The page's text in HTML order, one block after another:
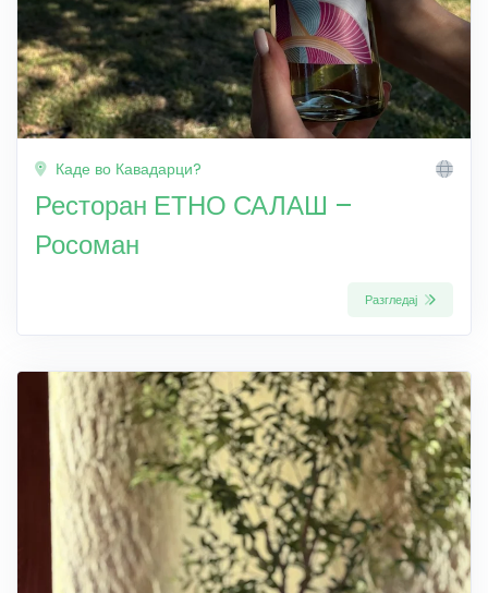
Каде во Кавадарци?
Ресторан ЕТНО САЛАШ –
Росоман
Разгледај